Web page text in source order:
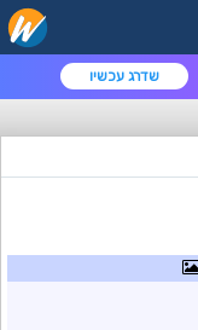
שדרג עכשיו